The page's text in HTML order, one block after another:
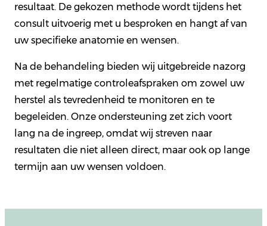
resultaat. De gekozen methode wordt tijdens het
consult uitvoerig met u besproken en hangt af van
uw specifieke anatomie en wensen.
Na de behandeling bieden wij uitgebreide nazorg
met regelmatige controleafspraken om zowel uw
herstel als tevredenheid te monitoren en te
begeleiden. Onze ondersteuning zet zich voort
lang na de ingreep, omdat wij streven naar
resultaten die niet alleen direct, maar ook op lange
termijn aan uw wensen voldoen.